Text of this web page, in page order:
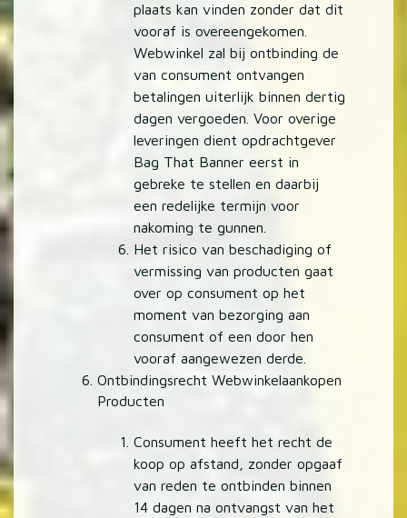
plaats kan vinden zonder dat dit
vooraf is overeengekomen.
Webwinkel zal bij ontbinding de
van consument ontvangen
betalingen uiterlijk binnen dertig
dagen vergoeden. Voor overige
leveringen dient opdrachtgever
Bag That Banner eerst in
gebreke te stellen en daarbij
een redelijke termijn voor
nakoming te gunnen.
Het risico van beschadiging of
vermissing van producten gaat
over op consument op het
moment van bezorging aan
consument of een door hen
vooraf aangewezen derde.
Ontbindingsrecht Webwinkelaankopen
Producten
Consument heeft het recht de
koop op afstand, zonder opgaaf
van reden te ontbinden binnen
14 dagen na ontvangst van het